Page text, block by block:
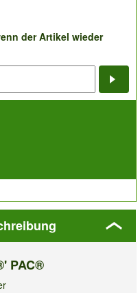
der Artikel wieder
PAC®